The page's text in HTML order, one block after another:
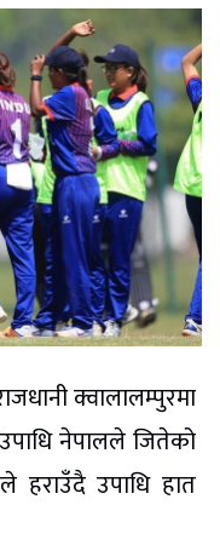
क्वालालम्पुरमा
उपाधि नेपालले जितेको
उपाधि हात